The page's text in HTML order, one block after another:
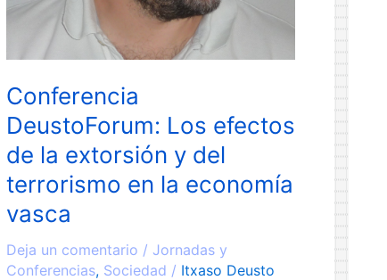
Conferencia
DeustoForum: Los efectos
de la extorsión y del
terrorismo en la economía
vasca
Deja un comentario / Jornadas y
Conferencias, Sociedad / Itxaso Deusto